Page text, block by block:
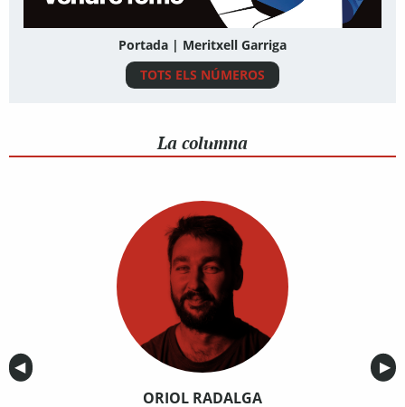
Portada | Meritxell Garriga
TOTS ELS NÚMEROS
La columna
Anterior
◀︎ ▶︎
ORIOL RADALGA